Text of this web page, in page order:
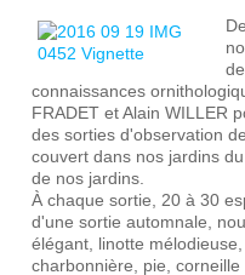
connaissances
FRADET et Alain WILLER
des sorties d'observation
couvert dans nos jardins
de nos jardins.
À chaque sortie, 20 à 30
d'une sortie automnale,
élégant, linotte
charbonnière, pie,